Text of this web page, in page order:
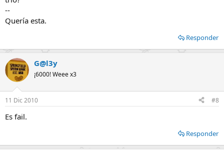
--
Quería esta.
Responder
G@l3y
¡6000! Weee x3
11 Dic 2010 #8
Es fail.
Responder